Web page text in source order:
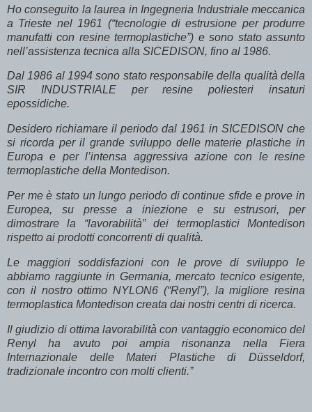
Ho conseguito la laurea in Ingegneria Industriale meccanica
a Trieste nel 1961 (“tecnologie di estrusione per produrre
manufatti con resine termoplastiche”) e sono stato assunto
nell’assistenza tecnica alla SICEDISON, fino al 1986.
Dal 1986 al 1994 sono stato responsabile della qualità della
SIR INDUSTRIALE per resine poliesteri insaturi
epossidiche.
Desidero richiamare il periodo dal 1961 in SICEDISON che
si ricorda per il grande sviluppo delle materie plastiche in
Europa e per l’intensa aggressiva azione con le resine
termoplastiche della Montedison.
Per me è stato un lungo periodo di continue sfide e prove in
Europea, su presse a iniezione e su estrusori, per
dimostrare la “lavorabilità” dei termoplastici Montedison
rispetto ai prodotti concorrenti di qualità.
Le maggiori soddisfazioni con le prove di sviluppo le
abbiamo raggiunte in Germania, mercato tecnico esigente,
con il nostro ottimo NYLON6 (“Renyl”), la migliore resina
termoplastica Montedison creata dai nostri centri di ricerca.
Il giudizio di ottima lavorabilità con vantaggio economico del
Renyl ha avuto poi ampia risonanza nella Fiera
Internazionale delle Materi Plastiche di Düsseldorf,
tradizionale incontro con molti clienti.”